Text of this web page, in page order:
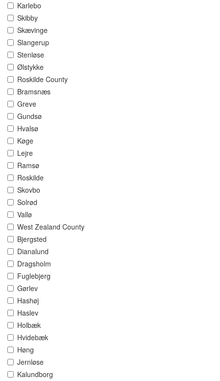
Karlebo
Skibby
Skævinge
Slangerup
Stenløse
Ølstykke
Roskilde County
Bramsnæs
Greve
Gundsø
Hvalsø
Køge
Lejre
Ramsø
Roskilde
Skovbo
Solrød
Vallø
West Zealand County
Bjergsted
Dianalund
Dragsholm
Fuglebjerg
Gørlev
Hashøj
Haslev
Holbæk
Hvidebæk
Høng
Jernløse
Kalundborg